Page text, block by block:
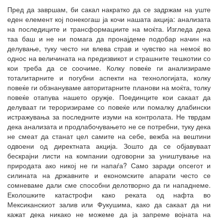
Пред да завршам, би сакал накратко да се задржам на уште
еден елемент кој понекогаш ја кочи нашата акција: анализата
на последиците и трансформациите на моќта. Изгледа дека
таа баш и не ни помага да пронајдеме подобар начин на
делување, туку често ни влева страв и чувство на немоќ во
однос на величината на предизвикот и страшните тешкотии со
кои треба да се соочиме. Колку повеќе ги анализираме
тоталитарните и погубни аспекти на технологијата, колку
повеќе ги обзнануваме авторитарните планови на моќта, толку
повеќе отапува нашето оружје. Поединците кои сакаат да
делуваат ги тероризираме со повеќе или помалку длабински
истражувања за последните изуми на контролата. Не тврдам
дека анализата и продлабочувањето не се потребни, туку дека
не смеат да станат цел самите на себе, вежба на вештини
одвоени од директната акција. Зошто да се објавуваат
бескрајни листи на компании одговорни за уништување на
природата ако никој не ги напаѓа? Само заради опсегот и
силината на државните и економските апарати често се
сомневаме дали сме способни делотворно да ги нападнеме.
Еколошките катастрофи како реката од нафта во
Мексиканскиот залив или Фукушима, како да сакаат да ни
кажат дека никако не можеме да ја запреме војната на